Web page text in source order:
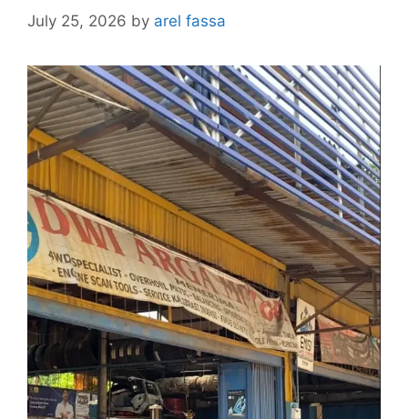
July 25, 2026 by arel fassa